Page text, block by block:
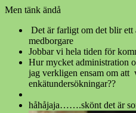
Men tänk ändå
Det är farligt om det blir ett
medborgare
Jobbar vi hela tiden för
Hur mycket administration
jag verkligen ensam om att
enkätundersökningar??
håhåjaja…….skönt det är